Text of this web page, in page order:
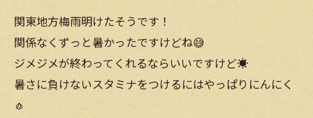
関東地方梅雨明けたそうです！
関係なくずっと暑かったですけどね😅
ジメジメが終わってくれるならいいですけど☀️
暑さに負けないスタミナをつけるにはやっぱりにんにく
🧄